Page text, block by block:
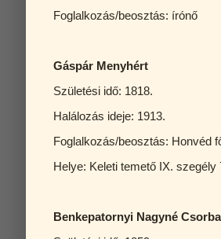
Foglalkozás/beosztás: írónő
Gáspár Menyhért
Születési idő: 1818.
Halálozás ideje: 1913.
Foglalkozás/beosztás: Honvéd
Helye: Keleti temető IX. szegély
Benkepatornyi Nagyné